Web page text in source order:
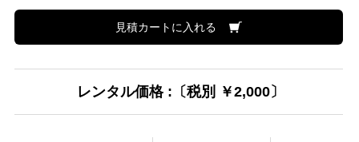
見積カートに入れる
レンタル価格 :〔税別 ￥2,000〕